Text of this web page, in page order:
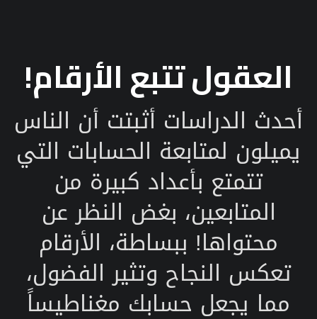
العقول تتبع الأرقام!
أحدث الدراسات أثبتت أن الناس
يميلون لمتابعة الحسابات التي
تتمتع بأعداد كبيرة من
المتابعين، بغض النظر عن
محتواها! ببساطة، الأرقام
تعكس النجاح وتثير الفضول،
مما يجعل حسابك مغناطيساً